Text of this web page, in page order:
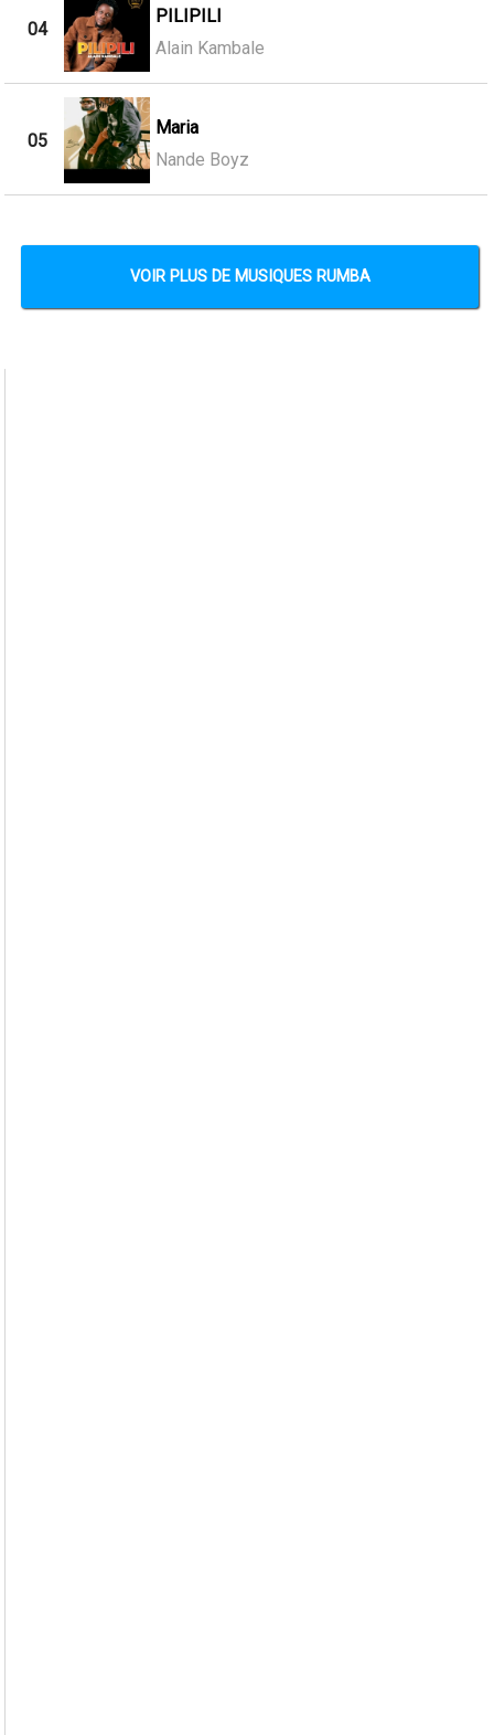
04
PILIPILI
Alain Kambale
05
Maria
Nande Boyz
VOIR PLUS DE MUSIQUES RUMBA